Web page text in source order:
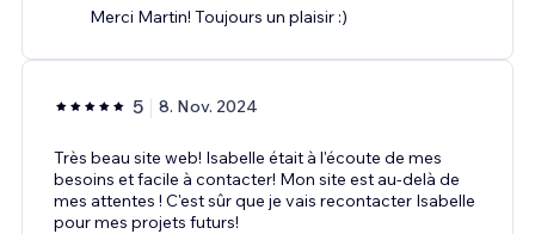
Merci Martin! Toujours un plaisir :)
5 8. Nov. 2024
Très beau site web! Isabelle était à l'écoute de mes
besoins et facile à contacter! Mon site est au-delà de
mes attentes ! C'est sûr que je vais recontacter Isabelle
pour mes projets futurs!